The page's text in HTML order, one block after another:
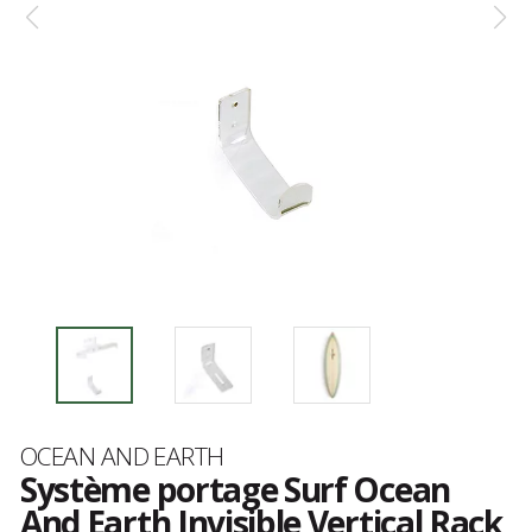
Marque
OCEAN AND EARTH
Système portage Surf Ocean
And Earth Invisible Vertical Rack